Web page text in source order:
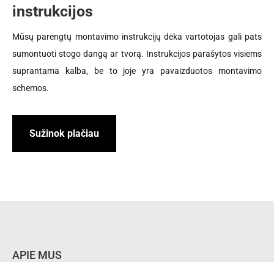
instrukcijos
Mūsų parengtų montavimo instrukcijų dėka vartotojas gali pats
sumontuoti stogo dangą ar tvorą. Instrukcijos parašytos visiems
suprantama kalba, be to joje yra pavaizduotos montavimo
schemos.
Sužinok plačiau
APIE MUS